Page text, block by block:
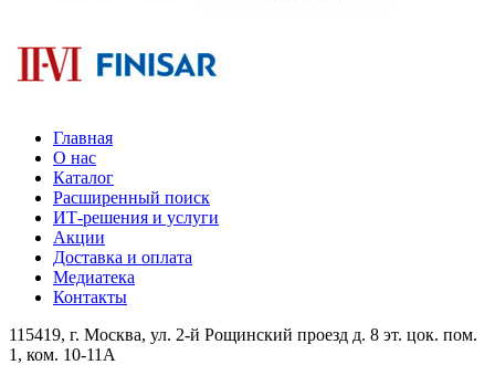
Главная
О нас
Каталог
Расширенный поиск
ИТ-решения и услуги
Акции
Доставка и оплата
Медиатека
Контакты
115419, г. Москва, ул. 2-й Рощинский проезд д. 8 эт. цок. пом.
1, ком. 10-11А